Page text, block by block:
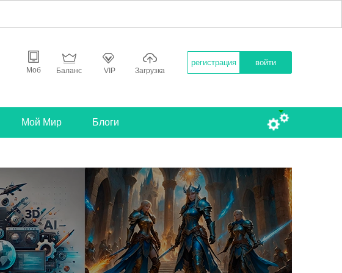
Моб Баланс VIP Загрузка
регистрация войти
Мой Мир Блоги